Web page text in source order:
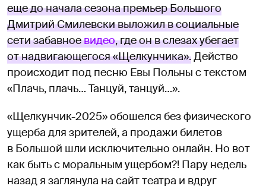
еще до начала сезона премьер Большого
Дмитрий Смилевски выложил в социальные
сети забавноевидео, где он в слезах убегает
от надвигающегося «Щелкунчика».Действо
происходит под песню Евы Польны с текстом
«Плачь, плачь… Танцуй, танцуй…».
«Щелкунчик-2025» обошелся без физического
ущерба для зрителей, а продажи билетов
в Большой шли исключительно онлайн. Но вот
как быть с моральным ущербом?! Пару недель
назад я заглянула на сайт театра и вдруг